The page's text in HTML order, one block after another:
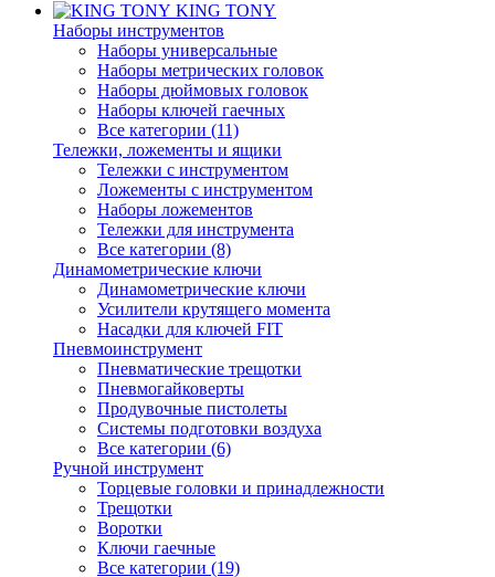
KING TONY
Наборы инструментов
Наборы универсальные
Наборы метрических головок
Наборы дюймовых головок
Наборы ключей гаечных
Все категории (11)
Тележки, ложементы и ящики
Тележки с инструментом
Ложементы с инструментом
Наборы ложементов
Тележки для инструмента
Все категории (8)
Динамометрические ключи
Динамометрические ключи
Усилители крутящего момента
Насадки для ключей FIT
Пневмоинструмент
Пневматические трещотки
Пневмогайковерты
Продувочные пистолеты
Системы подготовки воздуха
Все категории (6)
Ручной инструмент
Торцевые головки и принадлежности
Трещотки
Воротки
Ключи гаечные
Все категории (19)